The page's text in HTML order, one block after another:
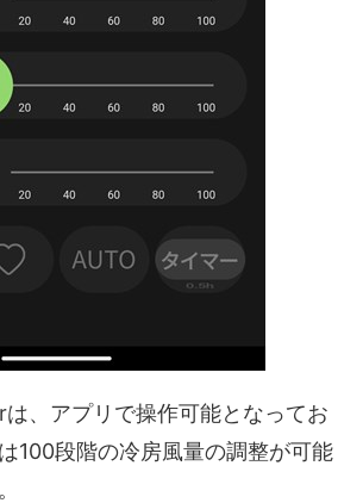
、アプリで操作可能となってお
100段階の冷房風量の調整が可能